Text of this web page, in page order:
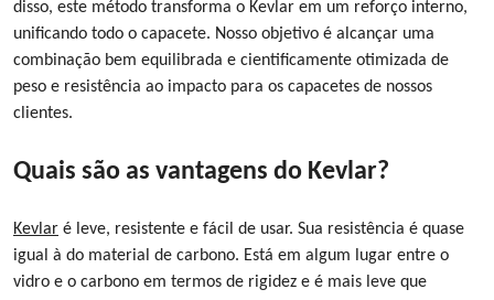
disso, este método transforma o Kevlar em um reforço interno,
unificando todo o capacete. Nosso objetivo é alcançar uma
combinação bem equilibrada e cientificamente otimizada de
peso e resistência ao impacto para os capacetes de nossos
clientes.
Quais são as vantagens do Kevlar?
Kevlar é leve, resistente e fácil de usar. Sua resistência é quase
igual à do material de carbono. Está em algum lugar entre o
vidro e o carbono em termos de rigidez e é mais leve que